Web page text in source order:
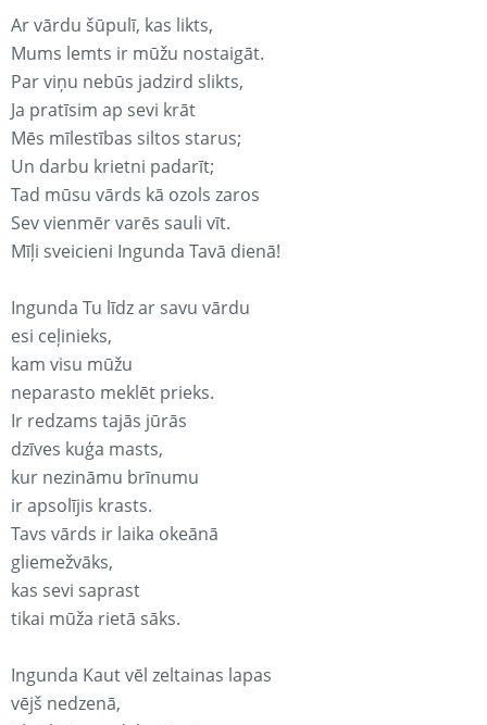
Ar vārdu šūpulī, kas likts,
Mums lemts ir mūžu nostaigāt.
Par viņu nebūs jadzird slikts,
Ja pratīsim ap sevi krāt
Mēs mīlestības siltos starus;
Un darbu krietni padarīt;
Tad mūsu vārds kā ozols zaros
Sev vienmēr varēs sauli vīt.
Mīļi sveicieni Ingunda Tavā dienā!
Ingunda Tu līdz ar savu vārdu
esi ceļinieks,
kam visu mūžu
neparasto meklēt prieks.
Ir redzams tajās jūrās
dzīves kuģa masts,
kur nezināmu brīnumu
ir apsolījis krasts.
Tavs vārds ir laika okeānā
gliemežvāks,
kas sevi saprast
tikai mūža rietā sāks.
Ingunda Kaut vēl zeltainas lapas
vējš nedzenā,